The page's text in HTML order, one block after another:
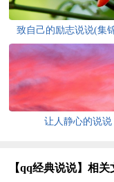
致自己的励志说说(集
让人静心的说说
【qq经典说说】相关